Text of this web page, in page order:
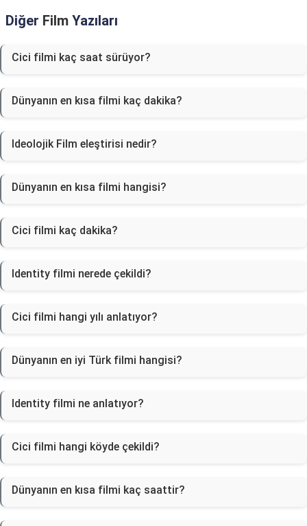
Diğer Film Yazıları
Cici filmi kaç saat sürüyor?
Dünyanın en kısa filmi kaç dakika?
Ideolojik Film eleştirisi nedir?
Dünyanın en kısa filmi hangisi?
Cici filmi kaç dakika?
Identity filmi nerede çekildi?
Cici filmi hangi yılı anlatıyor?
Dünyanın en iyi Türk filmi hangisi?
Identity filmi ne anlatıyor?
Cici filmi hangi köyde çekildi?
Dünyanın en kısa filmi kaç saattir?